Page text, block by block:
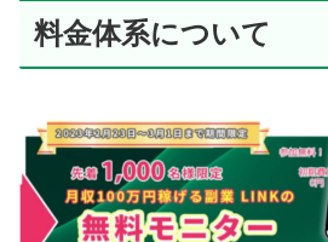
料金体系について